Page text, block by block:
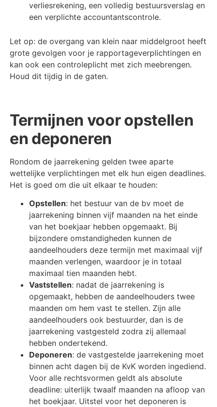
verliesrekening, een volledig bestuursverslag en
een verplichte accountantscontrole.
Let op: de overgang van klein naar middelgroot heeft
grote gevolgen voor je rapportageverplichtingen en
kan ook een controleplicht met zich meebrengen.
Houd dit tijdig in de gaten.
Termijnen voor opstellen
en deponeren
Rondom de jaarrekening gelden twee aparte
wettelijke verplichtingen met elk hun eigen deadlines.
Het is goed om die uit elkaar te houden:
Opstellen: het bestuur van de bv moet de
jaarrekening binnen vijf maanden na het einde
van het boekjaar hebben opgemaakt. Bij
bijzondere omstandigheden kunnen de
aandeelhouders deze termijn met maximaal vijf
maanden verlengen, waardoor je in totaal
maximaal tien maanden hebt.
Vaststellen: nadat de jaarrekening is
opgemaakt, hebben de aandeelhouders twee
maanden om hem vast te stellen. Zijn alle
aandeelhouders ook bestuurder, dan is de
jaarrekening vastgesteld zodra zij allemaal
hebben ondertekend.
Deponeren: de vastgestelde jaarrekening moet
binnen acht dagen bij de KvK worden ingediend.
Voor alle rechtsvormen geldt als absolute
deadline: uiterlijk twaalf maanden na afloop van
het boekjaar. Uitstel voor het deponeren is